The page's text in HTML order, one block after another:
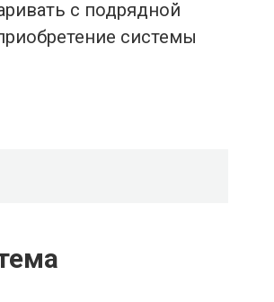
с подрядной
системы